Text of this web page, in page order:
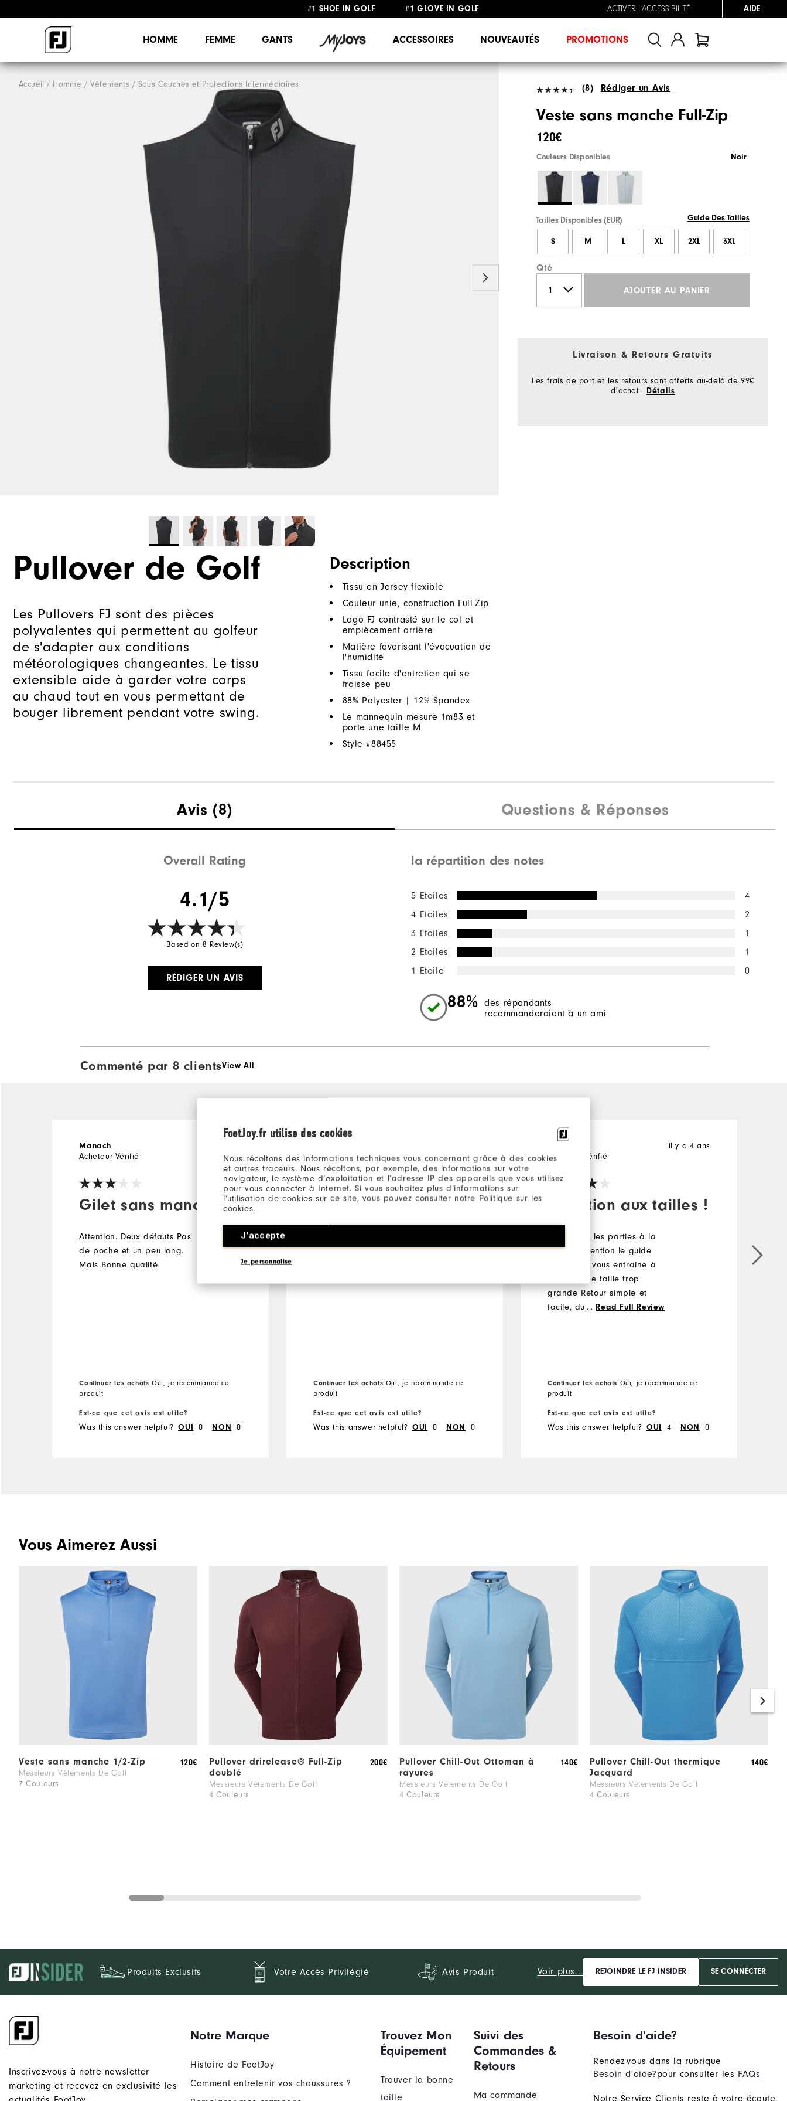
FootJoy.fr utilise des cookies
Nous récoltons des informations techniques vous concernant grâce à des cookies
et autres traceurs. Nous récoltons, par exemple, des informations sur votre
navigateur, le système d’exploitation et l’adresse IP des appareils que vous utilisez
pour vous connecter à Internet. Si vous souhaitez plus d’informations sur
l’utilisation de cookies sur ce site, vous pouvez consulter notre Politique sur les
cookies.
J'accepte
Je personnalise
#1 SHOE IN GOLF #1 GLOVE IN GOLF
ACTIVER L'ACCESSIBILITÉ AIDE
HOMME FEMME GANTS ACCESSOIRES NOUVEAUTÉS PROMOTIONS
Accueil Homme Vêtements Sous Couches et Protections Intermédiaires (8) Rédiger un Avis
Veste sans manche Full-Zip
120€
Couleurs Disponibles Noir
Tailles Disponibles (EUR) Guide Des Tailles
S M L XL 2XL 3XL
Qté
AJOUTER AU PANIER
Livraison & Retours Gratuits
Les frais de port et les retours sont offerts au-delà de 99€
d'achat
Détails
Pullover de Golf
Les Pullovers FJ sont des pièces
polyvalentes qui permettent au golfeur
de s'adapter aux conditions
météorologiques changeantes. Le tissu
extensible aide à garder votre corps
au chaud tout en vous permettant de
bouger librement pendant votre swing.
Description
Tissu en Jersey flexible
Couleur unie, construction Full-Zip
Logo FJ contrasté sur le col et
empiècement arrière
Matière favorisant l'évacuation de
l'humidité
Tissu facile d'entretien qui se
froisse peu
88% Polyester | 12% Spandex
Le mannequin mesure 1m83 et
porte une taille M
Style #88455
Avis (8) Questions & Réponses
Overall Rating
4.1/5
Based on 8 Review(s)
RÉDIGER UN AVIS
la répartition des notes
5 Etoiles
4
4 Etoiles
2
3 Etoiles
1
2 Etoiles
1
1 Etoile
0
88%
des répondants
recommanderaient à un ami
Commenté par 8 clientsView All
Gilet sans manche
Manach
Acheteur Vérifié
Attention. Deux défauts Pas
de poche et un peu long.
Mais Bonne qualité
Continuer les achats Oui, je recommande ce
produit
Est-ce que cet avis est utile?
Was this answer helpful? OUI 0 NON 0
Veste sans manches
Acheteur Vérifié
pour marcher avec les
Continuer les achats Oui, je recommande ce
produit
Est-ce que cet avis est utile?
Was this answer helpful? OUI 0 NON 0
Attention aux tailles !
il y a 4 ans
Acheteur Vérifié
Ideal pour les parties à la
fraiche Attention le guide
des tailles vous entraine à
acheter une taille trop
grande Retour simple et
facile, du moins pour
... Read Full Review
Continuer les achats Oui, je recommande ce
produit
Est-ce que cet avis est utile?
Was this answer helpful? OUI 4 NON 0
Vous Aimerez Aussi
Veste sans manche 1/2-Zip
Messieurs Vêtements De Golf
7 Couleurs
120€
Pullover drirelease® Full-Zip
doublé
Messieurs Vêtements De Golf
4 Couleurs
200€
Pullover Chill-Out Ottoman à
rayures
Messieurs Vêtements De Golf
4 Couleurs
140€
Pullover Chill-Out thermique
Jacquard
Messieurs Vêtements De Golf
4 Couleurs
140€
Produits Exclusifs Votre Accès Privilégié Avis Produit Voir plus... REJOINDRE LE FJ INSIDER SE CONNECTER
Inscrivez-vous à notre newsletter
marketing et recevez en exclusivité les
Notre Marque
Histoire de FootJoy
Comment entretenir vos chaussures ?
Trouvez Mon
Équipement
Trouver la bonne
taille
Suivi des
Commandes &
Retours
Ma commande
Besoin d'aide?
Rendez-vous dans la rubrique
Besoin d'aide?pour consulter les FAQs
Notre Service Clients reste à votre écoute.